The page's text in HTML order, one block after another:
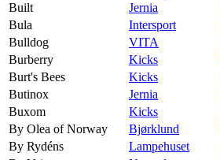
Built
Jernia
Bula
Intersport
Bulldog
VITA
Burberry
Kicks
Burt's Bees
Kicks
Butinox
Jernia
Buxom
Kicks
By Olea of Norway
Bjørklund
By Rydéns
Lampehuset